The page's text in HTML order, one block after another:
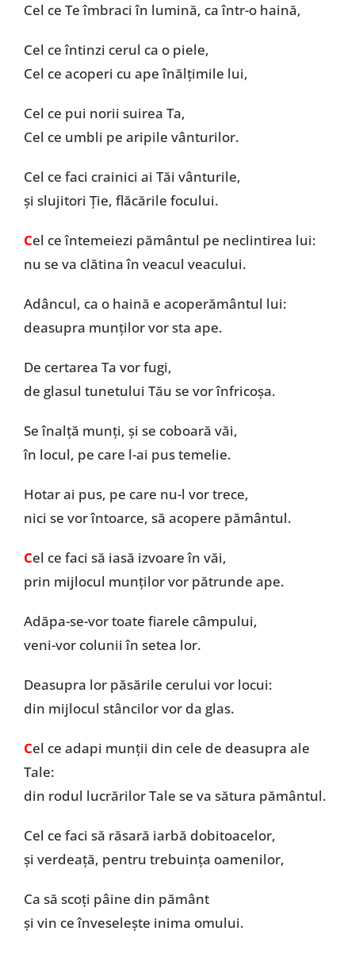
Cel ce Te îmbraci în lumină, ca într-o haină,
Cel ce întinzi cerul ca o piele,
Cel ce acoperi cu ape înălțimile lui,
Cel ce pui norii suirea Ta,
Cel ce umbli pe aripile vânturilor.
Cel ce faci crainici ai Tăi vânturile,
și slujitori Ție, flăcările focului.
Cel ce întemeiezi pământul pe neclintirea lui:
nu se va clătina în veacul veacului.
Adâncul, ca o haină e acoperământul lui:
deasupra munților vor sta ape.
De certarea Ta vor fugi,
de glasul tunetului Tău se vor înfricoșa.
Se înalță munți, și se coboară văi,
în locul, pe care l-ai pus temelie.
Hotar ai pus, pe care nu-l vor trece,
nici se vor întoarce, să acopere pământul.
Cel ce faci să iasă izvoare în văi,
prin mijlocul munților vor pătrunde ape.
Adăpa-se-vor toate fiarele câmpului,
veni-vor colunii în setea lor.
Deasupra lor păsările cerului vor locui:
din mijlocul stâncilor vor da glas.
Cel ce adapi munții din cele de deasupra ale
Tale:
din rodul lucrărilor Tale se va sătura pământul.
Cel ce faci să răsară iarbă dobitoacelor,
și verdeață, pentru trebuința oamenilor,
Ca să scoți pâine din pământ
și vin ce înveselește inima omului.